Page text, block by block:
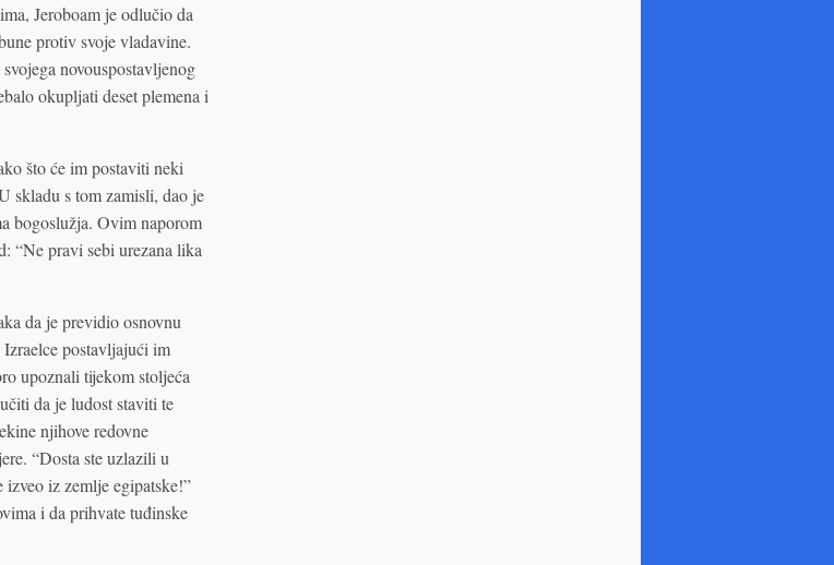
Jeroboam je odlučio da
protiv svoje vladavine.
novouspostavljenog
okupljati deset plemena i
što će im postaviti neki
skladu s tom zamisli, dao je
bogoslužja. Ovim naporom
“Ne pravi sebi urezana lika
da je previdio osnovnu
postavljajući im
upoznali tijekom stoljeća
da je ludost staviti te
njihove redovne
“Dosta ste uzlazili u
iz zemlje egipatske!”
i da prihvate tuđinske